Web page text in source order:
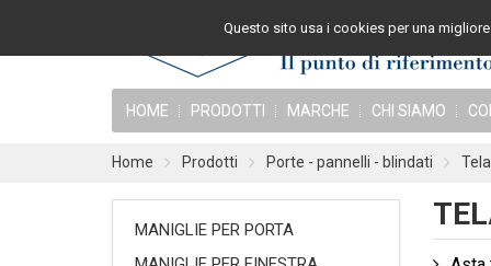
HOME PRODOTTI MARCHE CHI SIAMO
Home Prodotti Porte - pannelli - blindati
MANIGLIE PER PORTA
Questo sito usa i cookies per una